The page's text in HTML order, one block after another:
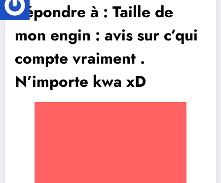
Répondre à : Taille de
mon engin : avis sur c’qui
compte vraiment .
N’importe kwa xD